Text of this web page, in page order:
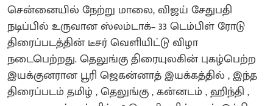
சென்னையில் நேற்று மாலை, விஜய் சேதுபதி
நடிப்பில் உருவான ஸ்லம்டாக்– 33 டெம்பிள் ரோடு
திரைப்படத்தின் டீசர் வெளியிட்டு விழா
நடைபெற்றது. தெலுங்கு திரையுலகின் புகழ்பெற்ற
இயக்குனரான பூரி ஜெகன்னாத் இயக்கத்தில் , இந்த
திரைப்படம் தமிழ் , தெலுங்கு , கன்னடம் , ஹிந்தி ,